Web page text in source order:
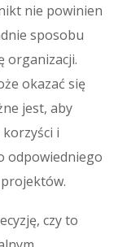
nie powinien
sposobu
organizacji.
okazać się
jest, aby
i
odpowiedniego
czy to